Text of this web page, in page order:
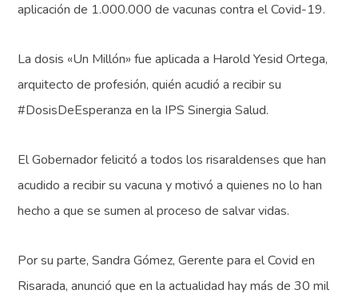
aplicación de 1.000.000 de vacunas contra el Covid-19.
La dosis «Un Millón» fue aplicada a Harold Yesid Ortega,
arquitecto de profesión, quién acudió a recibir su
#DosisDeEsperanza en la IPS Sinergia Salud.
El Gobernador felicitó a todos los risaraldenses que han
acudido a recibir su vacuna y motivó a quienes no lo han
hecho a que se sumen al proceso de salvar vidas.
Por su parte, Sandra Gómez, Gerente para el Covid en
Risarada, anunció que en la actualidad hay más de 30 mil